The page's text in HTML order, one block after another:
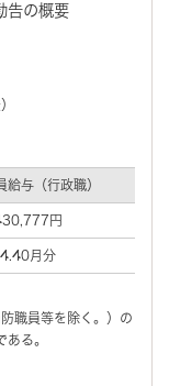
告の概要
給与（行政職）
円
4.40月分
職員等を除く。）の
る。